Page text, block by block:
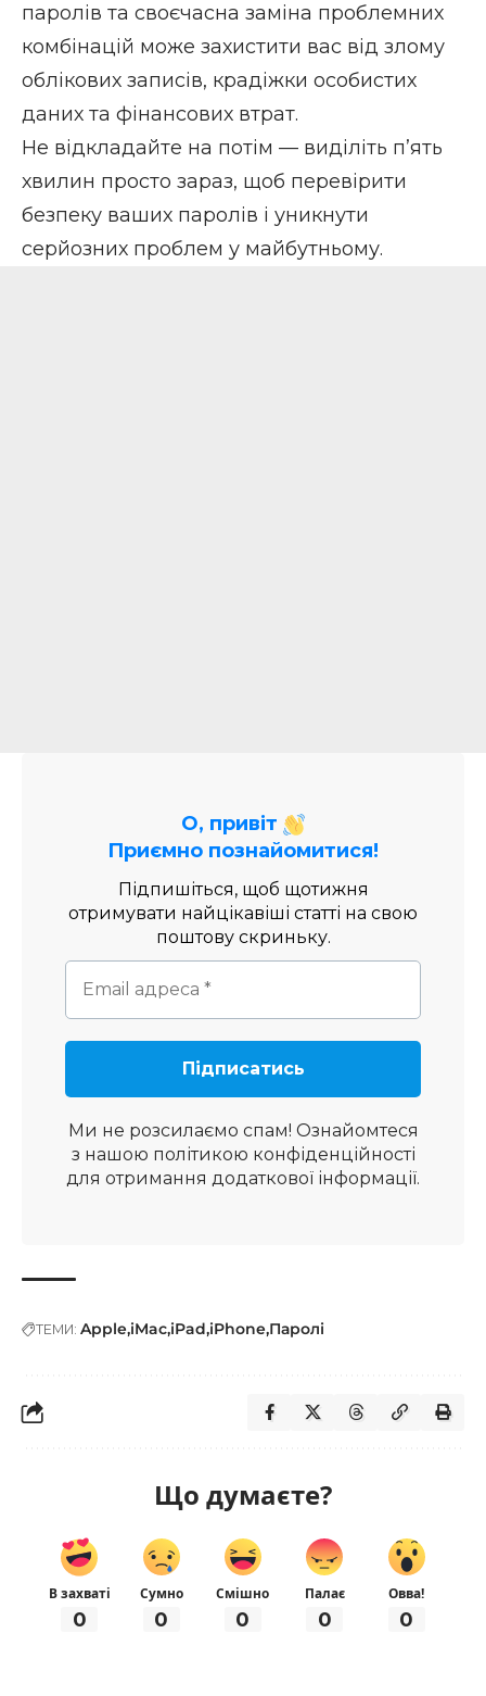
паролів та своєчасна заміна проблемних
комбінацій може захистити вас від злому
облікових записів, крадіжки особистих
даних та фінансових втрат.
Не відкладайте на потім — виділіть п’ять
хвилин просто зараз, щоб перевірити
безпеку ваших паролів і уникнути
серйозних проблем у майбутньому.
О, привіт
Приємно познайомитися!
Підпишіться, щоб щотижня
отримувати найцікавіші статті на свою
поштову скриньку.
Ми не розсилаємо спам! Ознайомтеся
з нашою політикою конфіденційності
для отримання додаткової інформації.
ТЕМИ: Apple iMac iPad iPhone Паролі
Що думаєте?
В захваті
0
Сумно
0
Смішно
0
Палає
0
Овва!
0